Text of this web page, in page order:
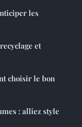
les
et
choisir le bon
: alliez style